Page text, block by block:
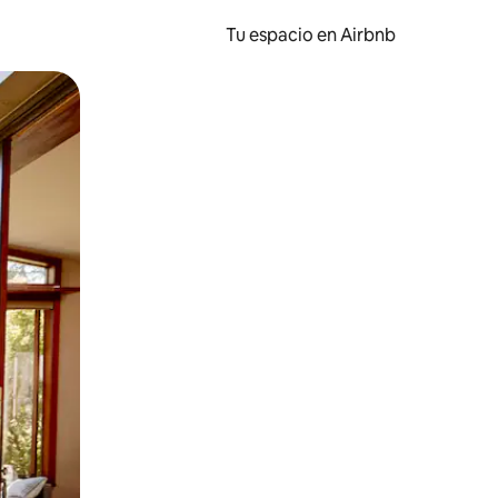
Tu espacio en Airbnb
tocando y deslizando la pantalla.